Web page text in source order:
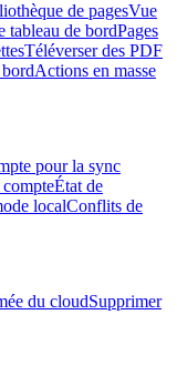
de pagesVue
tableau de bordPages
Téléverser des PDF
Actions en masse
pour la sync
compteÉtat de
localConflits de
du cloudSupprimer